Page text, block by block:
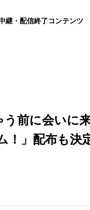
継・配信終了コンテンツ
う前に会
」配布も決